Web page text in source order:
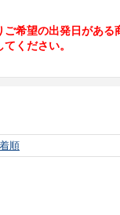
希望の出発日がある
ください。
順